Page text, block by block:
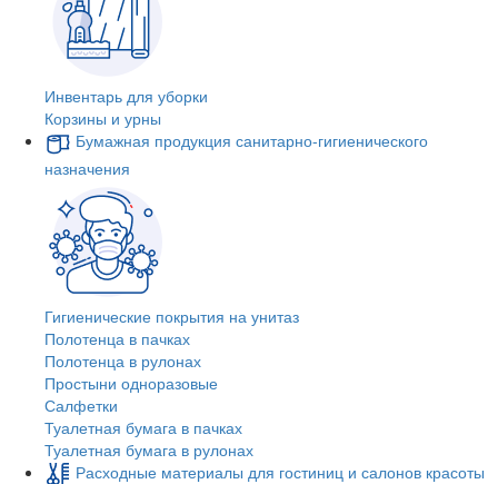
Инвентарь для уборки
Корзины и урны
Бумажная продукция санитарно-гигиенического
назначения
Гигиенические покрытия на унитаз
Полотенца в пачках
Полотенца в рулонах
Простыни одноразовые
Салфетки
Туалетная бумага в пачках
Туалетная бумага в рулонах
Расходные материалы для гостиниц и салонов красоты